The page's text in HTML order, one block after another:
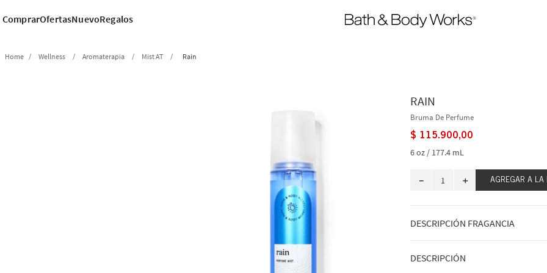
ComprarOfertasNuevoRegalos
Wellness Aromaterapia Mist AT Rain
RAIN
Bruma De Perfume
$ 115.900,00
6 oz / 177.4 mL
＋
－ AGREGAR A LA
DESCRIPCIÓN FRAGANCIA
Cómo huele: un comienzo fresco y
DESCRIPCIÓN